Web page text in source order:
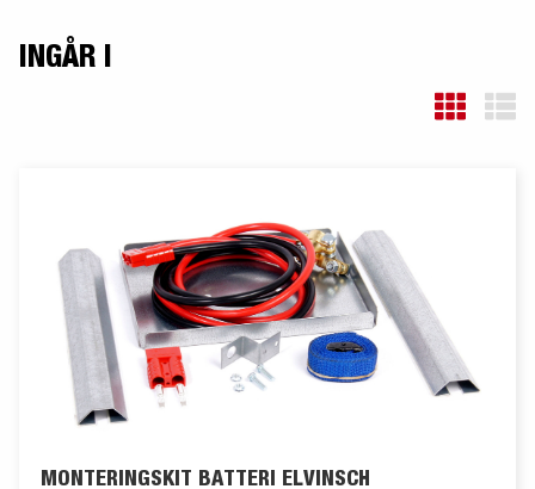
INGÅR I
MONTERINGSKIT BATTERI ELVINSCH